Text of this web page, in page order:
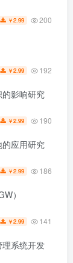
￥2.99 200
￥2.99 192
影响研究
￥2.99 190
应用研究
￥2.99 186
）
￥2.99 141
系统开发